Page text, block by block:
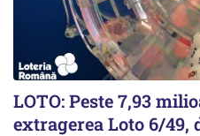
LOTO: Peste 7,93
extragerea Loto 6/49,